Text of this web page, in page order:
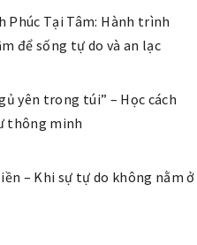
Phúc Tại Tâm: Hành trình
để sống tự do và an lạc
yên trong túi” – Học cách
thông minh
– Khi sự tự do không nằm ở